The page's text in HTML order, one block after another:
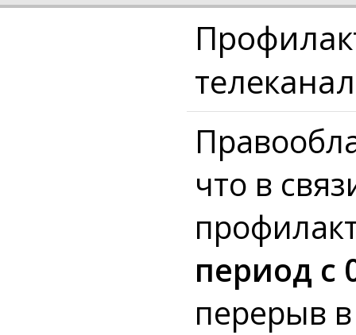
что в
период с
перерыв